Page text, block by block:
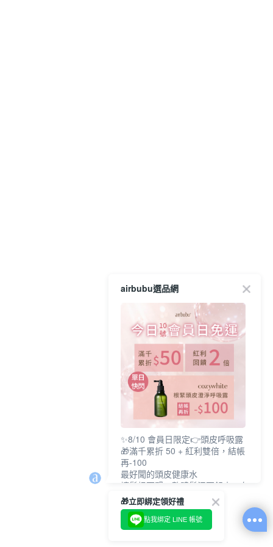
airbubu選品網
✨8/10 會員日限定👉頭皮呼吸露
🎁滿千累折 50 + 紅利雙倍，結帳
再-100
最好聞的頭皮健康水
讓髮根更緊，整體髮況更舒爽、有
支撐感
🔥cozywhite 品牌慶》
任選兩件 95 折 / 三件以上 89 折/
六件以上87折
🎁立即綁定領好禮
點我綁定 LINE 帳號